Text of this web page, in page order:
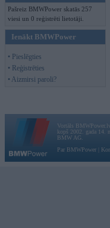
Pašreiz BMWPower skatās 257
viesi un 0 reģistrēti lietotāji.
Ienākt BMWPower
• Pieslēgties
• Reģistrēties
• Aizmirsi paroli?
Vortāls
kopš 2002. gada 14.
BMW AG.
Par BMWPower